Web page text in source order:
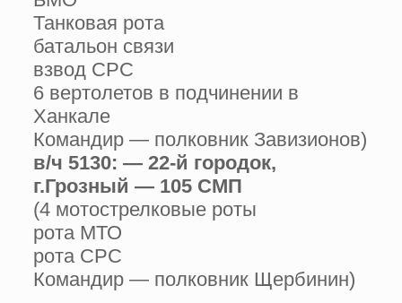
Танковая рота
батальон связи
взвод СРС
6 вертолетов в подчинении в
Ханкале
Командир — полковник Завизионов)
в/ч 5130: — 22-й городок,
г.Грозный — 105 СМП
(4 мотострелковые роты
рота МТО
рота СРС
Командир — полковник Щербинин)